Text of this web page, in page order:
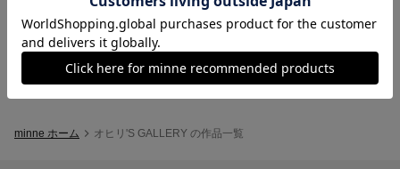
【手編み】カウチンニット/セーター
15,800円
minne ホーム オヒリ'S GALLERY の作品一覧